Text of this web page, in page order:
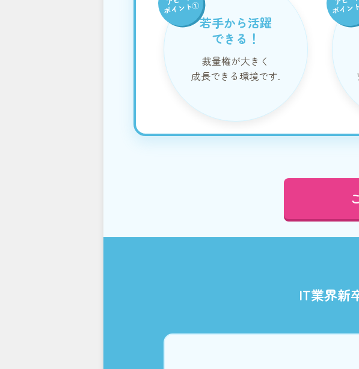
ポイント①
若手から活躍
できる！
裁量権が大きく
成長できる環境です.
ポイン
IT業界新